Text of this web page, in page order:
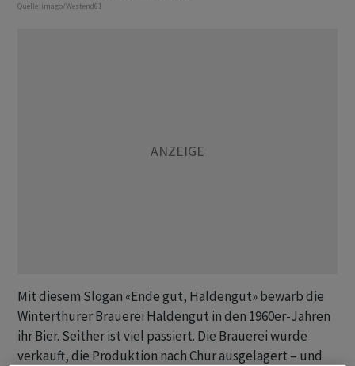
Quelle: imago/Westend61
Mit diesem Slogan «Ende gut, Haldengut» bewarb die
Winterthurer Brauerei Haldengut in den 1960er-Jahren
ihr Bier. Seither ist viel passiert. Die Brauerei wurde
verkauft, die Produktion nach Chur ausgelagert – und